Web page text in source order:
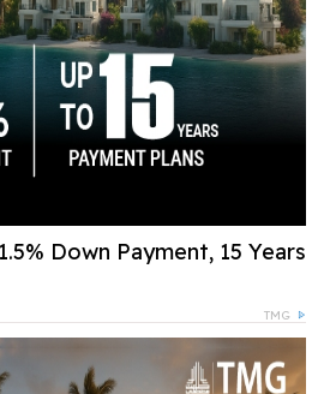
Down Payment, 15 Years
TMG